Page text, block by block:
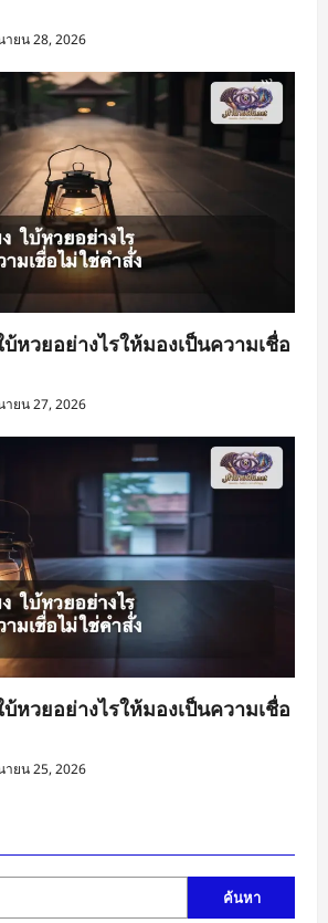
ายน 28, 2026
บ้หวยอย่างไรให้มองเป็นความเชื่อ
ายน 27, 2026
บ้หวยอย่างไรให้มองเป็นความเชื่อ
ายน 25, 2026
ค้นหา